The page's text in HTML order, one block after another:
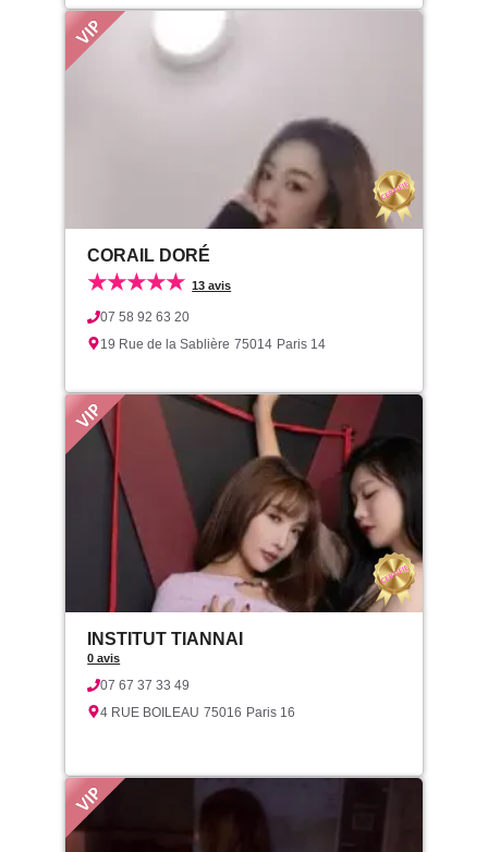
CORAIL DORÉ
★★★★★13 avis
07 58 92 63 20
19 Rue de la Sablière 75014 Paris 14
INSTITUT TIANNAI
0 avis
07 67 37 33 49
4 RUE BOILEAU 75016 Paris 16